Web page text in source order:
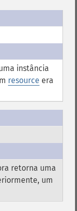
instância
resource era
retorna uma
um